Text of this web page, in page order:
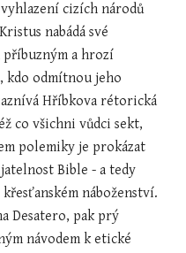
cizích národů
nabádá své
a hrozí
kdo odmítnou jeho
Hříbkova rétorická
co všichni vůdci sekt,
polemiky je prokázat
Bible - a tedy
náboženství.
Desatero, pak prý
návodem k etické